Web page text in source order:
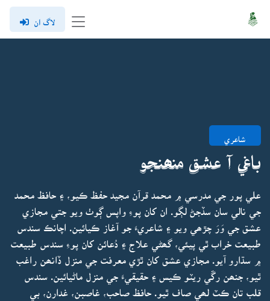
لاگ ان
شاعري
باغي آ عشق منھنجو
علي پور جي مدرسي ۾ محمد قرآن مجيد حفظ ڪيو، ۽ حافظ محمد
جي نالي سان سڏجڻ لڳو. ان کان پوءِ واپس ڳوٺ ويو جتي مجازي
عشق جي وَرَ چڙھي ويو ۽ شاعريءَ جو آغاز ڪيائين. اچانڪ سندس
طبيعت خراب ٿي پيئي، گھڻي علاج ۽ دُعائن کان پوءِ سندس طبيعت
۾ سڌارو آيو. مجازي عشق کان ٿڙي معرفت جي منزل ڏانھن راغب
ٿيو، جنھن رڱي ريٽو ڪيس ۽ حقيقيءَ جي منزل ماڻيائين. سندس
قلب تان ڪٽ لھي صاف ٿيو. حافظ صاحب، غاصبن، غدارن، بي